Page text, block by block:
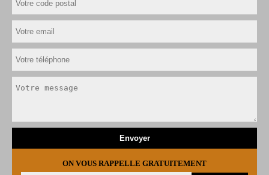
ON VOUS RAPPELLE GRATUITEMENT